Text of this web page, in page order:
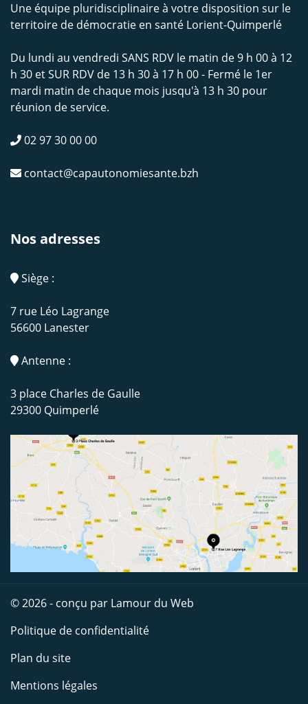
Une équipe pluridisciplinaire à votre disposition sur le
territoire de démocratie en santé Lorient-Quimperlé
Du lundi au vendredi SANS RDV le matin de 9 h 00 à 12
h 30 et SUR RDV de 13 h 30 à 17 h 00 - Fermé le 1er
mardi matin de chaque mois jusqu'à 13 h 30 pour
réunion de service.
02 97 30 00 00
contact@capautonomiesante.bzh
Nos adresses
Siège :
7 rue Léo Lagrange
56600 Lanester
Antenne :
3 place Charles de Gaulle
29300 Quimperlé
© 2026 - conçu par Lamour du Web
Politique de confidentialité
Plan du site
Mentions légales